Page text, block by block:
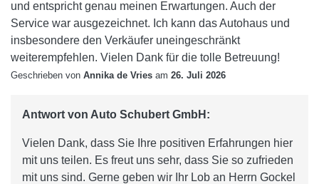
und entspricht genau meinen Erwartungen. Auch der
Service war ausgezeichnet. Ich kann das Autohaus und
insbesondere den Verkäufer uneingeschränkt
weiterempfehlen. Vielen Dank für die tolle Betreuung!
Geschrieben von Annika de Vries am 26. Juli 2026
Antwort von Auto Schubert GmbH:
Vielen Dank, dass Sie Ihre positiven Erfahrungen hier
mit uns teilen. Es freut uns sehr, dass Sie so zufrieden
mit uns sind. Gerne geben wir Ihr Lob an Herrn Gockel